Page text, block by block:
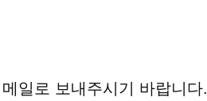
일로 보내주시기 바랍니다.